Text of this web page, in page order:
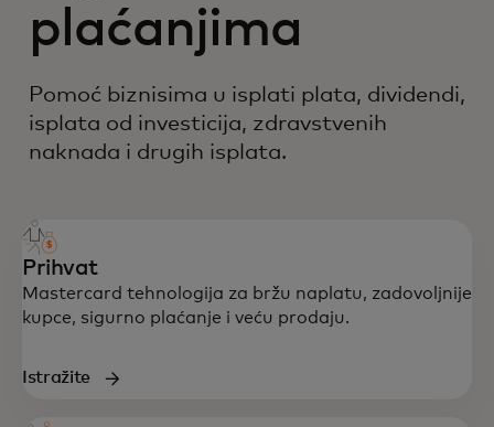
plaćanjima
Pomoć biznisima u isplati plata, dividendi,
isplata od investicija, zdravstvenih
naknada i drugih isplata.
Prihvat
Mastercard tehnologija za bržu naplatu, zadovoljnije
kupce, sigurno plaćanje i veću prodaju.
Istražite